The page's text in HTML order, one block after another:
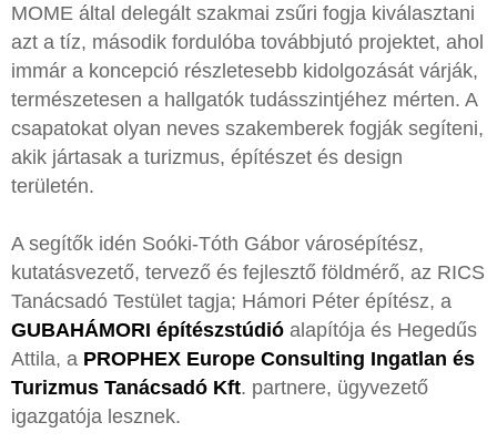
MOME által delegált szakmai zsűri fogja kiválasztani
azt a tíz, második fordulóba továbbjutó projektet, ahol
immár a koncepció részletesebb kidolgozását várják,
természetesen a hallgatók tudásszintjéhez mérten. A
csapatokat olyan neves szakemberek fogják segíteni,
akik jártasak a turizmus, építészet és design
területén.
A segítők idén Soóki-Tóth Gábor városépítész,
kutatásvezető, tervező és fejlesztő földmérő, az RICS
Tanácsadó Testület tagja; Hámori Péter építész, a
GUBAHÁMORI építészstúdió alapítója és Hegedűs
Attila, a PROPHEX Europe Consulting Ingatlan és
Turizmus Tanácsadó Kft. partnere, ügyvezető
igazgatója lesznek.